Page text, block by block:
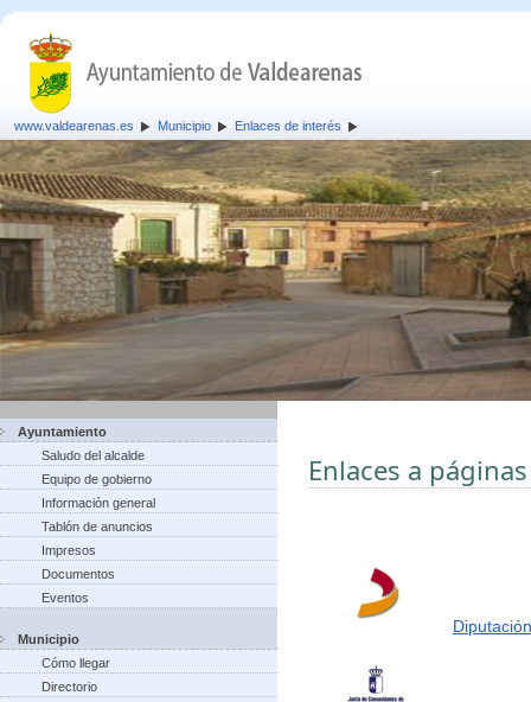
www.valdearenas.es Municipio Enlaces de interés
Ayuntamiento
Saludo del alcalde
Equipo de gobierno
Información general
Tablón de anuncios
Impresos
Documentos
Eventos
Municipio
Cómo llegar
Directorio
Enlaces a